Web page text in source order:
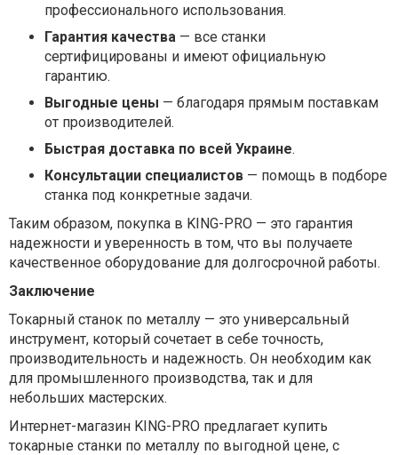
профессионального использования.
Гарантия качества — все станки
сертифицированы и имеют официальную
гарантию.
Выгодные цены — благодаря прямым поставкам
от производителей.
Быстрая доставка по всей Украине.
Консультации специалистов — помощь в подборе
станка под конкретные задачи.
Таким образом, покупка в KING-PRO — это гарантия
надежности и уверенность в том, что вы получаете
качественное оборудование для долгосрочной работы.
Заключение
Токарный станок по металлу — это универсальный
инструмент, который сочетает в себе точность,
производительность и надежность. Он необходим как
для промышленного производства, так и для
небольших мастерских.
Интернет-магазин KING-PRO предлагает купить
токарные станки по металлу по выгодной цене, с